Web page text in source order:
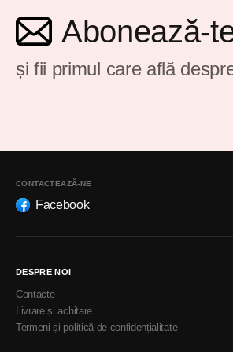
Abonează-
și fii primul care află
CONTACTEAZĂ-NE
Facebook
DESPRE NOI
Contacte
Livrare și achitare
Termeni și politică de confidențialitate